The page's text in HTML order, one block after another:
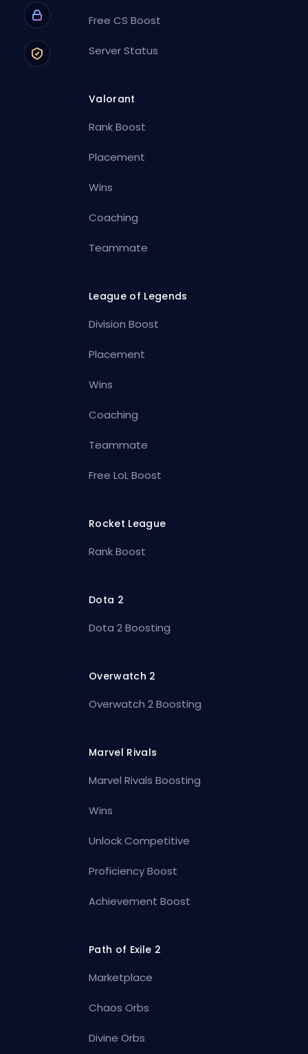
Free CS Boost
Server Status
Valorant
Rank Boost
Placement
Wins
Coaching
Teammate
League of Legends
Division Boost
Placement
Wins
Coaching
Teammate
Free LoL Boost
Rocket League
Rank Boost
Dota 2
Dota 2 Boosting
Overwatch 2
Overwatch 2 Boosting
Marvel Rivals
Marvel Rivals Boosting
Wins
Unlock Competitive
Proficiency Boost
Achievement Boost
Path of Exile 2
Marketplace
Chaos Orbs
Divine Orbs